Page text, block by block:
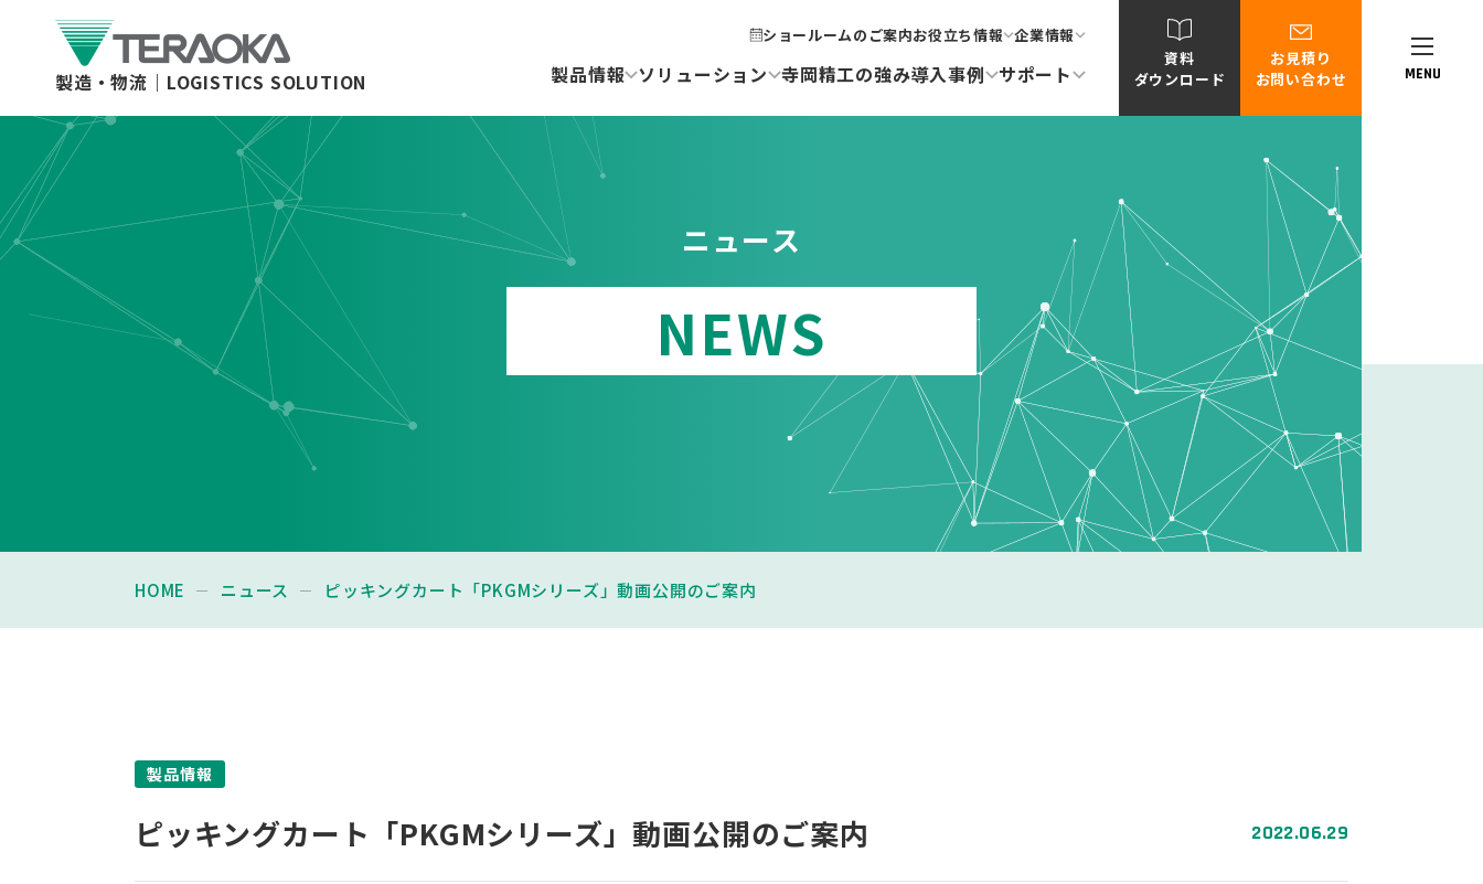
製造・物流｜ LOGISTICS SOLUTION MENU
ショールームのご案内お役立ち情報 企業情報
製品情報 ソリューション 寺岡精工の強み導入事例 サポート
資料
ダウンロード
お見積り
お問い合わせ
ニュース
NEWS
HOME ニュース ピッキングカート「PKGMシリーズ」動画公開のご案内
製品情報
ピッキングカート「PKGMシリーズ」動画公開のご案内 2022.06.29